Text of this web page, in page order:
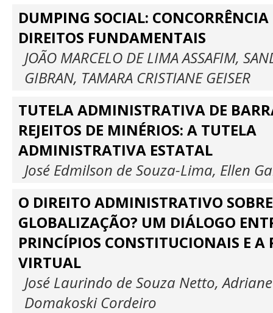
DUMPING SOCIAL: CONCORRÊNCIA
DIREITOS FUNDAMENTAIS
JOÃO MARCELO DE LIMA ASSAFIM,
GIBRAN, TAMARA CRISTIANE GEISER
TUTELA ADMINISTRATIVA DE
REJEITOS DE MINÉRIOS: A TUTELA
ADMINISTRATIVA ESTATAL
José Edmilson de Souza-Lima, Ellen
O DIREITO ADMINISTRATIVO
GLOBALIZAÇÃO? UM DIÁLOGO
PRINCÍPIOS CONSTITUCIONAIS E A
VIRTUAL
José Laurindo de Souza Netto,
Domakoski Cordeiro